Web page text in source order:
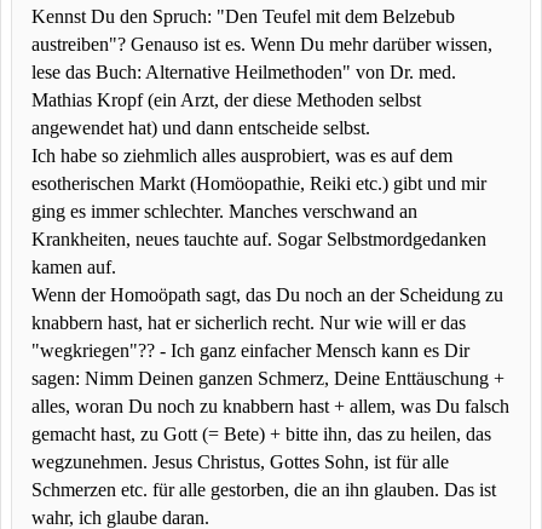
Kennst Du den Spruch: "Den Teufel mit dem Belzebub
austreiben"? Genauso ist es. Wenn Du mehr darüber wissen,
lese das Buch: Alternative Heilmethoden" von Dr. med.
Mathias Kropf (ein Arzt, der diese Methoden selbst
angewendet hat) und dann entscheide selbst.
Ich habe so ziehmlich alles ausprobiert, was es auf dem
esotherischen Markt (Homöopathie, Reiki etc.) gibt und mir
ging es immer schlechter. Manches verschwand an
Krankheiten, neues tauchte auf. Sogar Selbstmordgedanken
kamen auf.
Wenn der Homoöpath sagt, das Du noch an der Scheidung zu
knabbern hast, hat er sicherlich recht. Nur wie will er das
"wegkriegen"?? - Ich ganz einfacher Mensch kann es Dir
sagen: Nimm Deinen ganzen Schmerz, Deine Enttäuschung +
alles, woran Du noch zu knabbern hast + allem, was Du falsch
gemacht hast, zu Gott (= Bete) + bitte ihn, das zu heilen, das
wegzunehmen. Jesus Christus, Gottes Sohn, ist für alle
Schmerzen etc. für alle gestorben, die an ihn glauben. Das ist
wahr, ich glaube daran.